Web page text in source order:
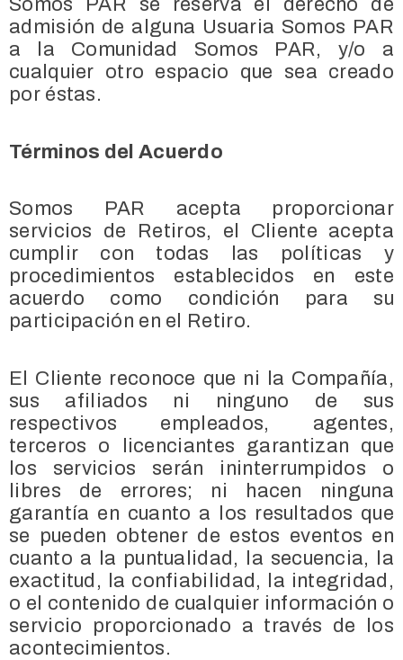
Somos PAR se reserva el derecho de
admisión de alguna Usuaria Somos PAR
a la Comunidad Somos PAR, y/o a
cualquier otro espacio que sea creado
por éstas.
Términos del Acuerdo
Somos PAR acepta proporcionar
servicios de Retiros, el Cliente acepta
cumplir con todas las políticas y
procedimientos establecidos en este
acuerdo como condición para su
participación en el Retiro.
El Cliente reconoce que ni la Compañía,
sus afiliados ni ninguno de sus
respectivos empleados, agentes,
terceros o licenciantes garantizan que
los servicios serán ininterrumpidos o
libres de errores; ni hacen ninguna
garantía en cuanto a los resultados que
se pueden obtener de estos eventos en
cuanto a la puntualidad, la secuencia, la
exactitud, la confiabilidad, la integridad,
o el contenido de cualquier información o
servicio proporcionado a través de los
acontecimientos.